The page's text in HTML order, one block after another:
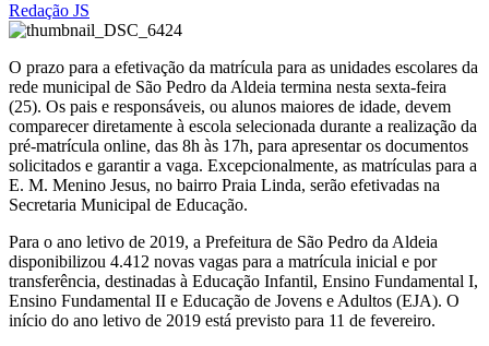
Redação JS
O prazo para a efetivação da matrícula para as unidades escolares da
rede municipal de São Pedro da Aldeia termina nesta sexta-feira
(25). Os pais e responsáveis, ou alunos maiores de idade, devem
comparecer diretamente à escola selecionada durante a realização da
pré-matrícula online, das 8h às 17h, para apresentar os documentos
solicitados e garantir a vaga. Excepcionalmente, as matrículas para a
E. M. Menino Jesus, no bairro Praia Linda, serão efetivadas na
Secretaria Municipal de Educação.
Para o ano letivo de 2019, a Prefeitura de São Pedro da Aldeia
disponibilizou 4.412 novas vagas para a matrícula inicial e por
transferência, destinadas à Educação Infantil, Ensino Fundamental I,
Ensino Fundamental II e Educação de Jovens e Adultos (EJA). O
início do ano letivo de 2019 está previsto para 11 de fevereiro.